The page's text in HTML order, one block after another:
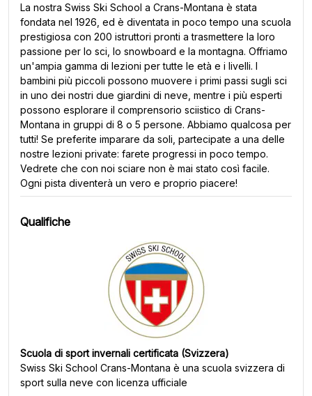
La nostra Swiss Ski School a Crans-Montana è stata
fondata nel 1926, ed è diventata in poco tempo una scuola
prestigiosa con 200 istruttori pronti a trasmettere la loro
passione per lo sci, lo snowboard e la montagna. Offriamo
un'ampia gamma di lezioni per tutte le età e i livelli. I
bambini più piccoli possono muovere i primi passi sugli sci
in uno dei nostri due giardini di neve, mentre i più esperti
possono esplorare il comprensorio sciistico di Crans-
Montana in gruppi di 8 o 5 persone. Abbiamo qualcosa per
tutti! Se preferite imparare da soli, partecipate a una delle
nostre lezioni private: farete progressi in poco tempo.
Vedrete che con noi sciare non è mai stato così facile.
Ogni pista diventerà un vero e proprio piacere!
Qualifiche
Scuola di sport invernali certificata (Svizzera)
Swiss Ski School Crans-Montana è una scuola svizzera di
sport sulla neve con licenza ufficiale